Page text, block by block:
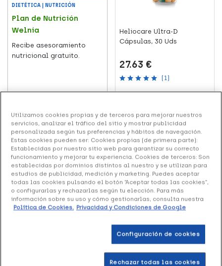
DIETÉTICA | NUTRICIÓN
Plan de Nutrición
Welnia
Recibe asesoramiento
nutricional gratuito.
Heliocare Ultra-D
Cápsulas, 30 Uds
27.63 €
(1)
+81 puntos
NUTRICIÓN Y DIETÉTICA
Vitamina K: para qué
sirve y 10 alimentos
verdes que la
Utilizamos cookies propias y de terceros para mejorar nuestros
servicios, analizar el tráfico del sitio y mostrar publicidad
personalizada según tus preferencias y hábitos de navegación.
Estas cookies pueden ser: Cookies propias (de primera parte):
Establecidas por nuestro sitio web para garantizar su correcto
funcionamiento y mejorar tu experiencia. Cookies de terceros: Son
establecidas por dominios distintos al nuestro y se utilizan para
estudios de publicidad, medición y marketing. Puedes aceptar
todas las cookies pulsando el botón “Aceptar todas las cookies”,
o configurarlas y rechazarlas según tu elección. Para más
información sobre su uso y cómo gestionarlas, consulta nuestra
Política de Cookies. Privacidad y Condiciones de Google
Configuración de cookies
Rechazar todas las cookies